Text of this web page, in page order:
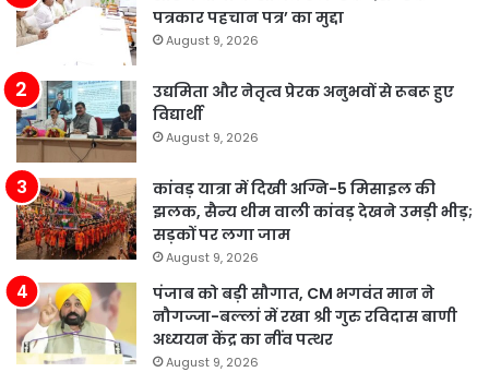
पत्रकार पहचान पत्र’ का मुद्दा
August 9, 2026
उद्यमिता और नेतृत्व प्रेरक अनुभवों से रूबरू हुए
विद्यार्थी
August 9, 2026
कांवड़ यात्रा में दिखी अग्नि-5 मिसाइल की
झलक, सैन्य थीम वाली कांवड़ देखने उमड़ी भीड़;
सड़कों पर लगा जाम
August 9, 2026
पंजाब को बड़ी सौगात, CM भगवंत मान ने
नौगज्जा-बल्लां में रखा श्री गुरु रविदास बाणी
अध्ययन केंद्र का नींव पत्थर
August 9, 2026